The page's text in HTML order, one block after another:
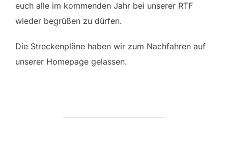
euch alle im kommenden Jahr bei unserer RTF
wieder begrüßen zu dürfen.
Die Streckenpläne haben wir zum Nachfahren auf
unserer Homepage gelassen.